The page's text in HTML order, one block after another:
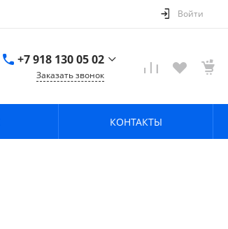
Войти
+7 918 130 05 02
Заказать звонок
КОНТАКТЫ